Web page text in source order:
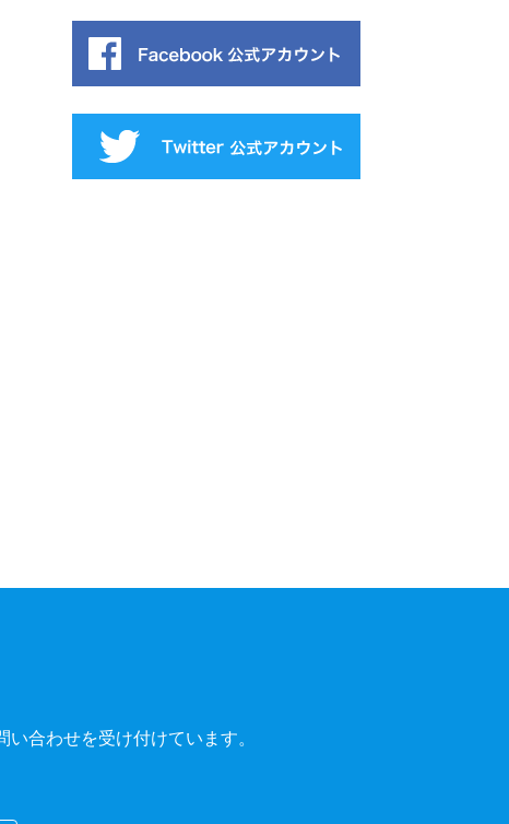
合わせを受け付けています。